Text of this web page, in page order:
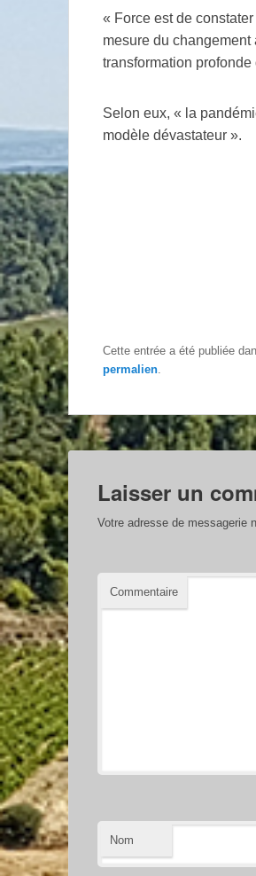
« Force est de
mesure du
transformation
Selon eux, « la
modèle dévastateur ».
Cette entrée a été publiée
permalien
Laisser un
Votre adresse de messagerie
Commentaire
Nom